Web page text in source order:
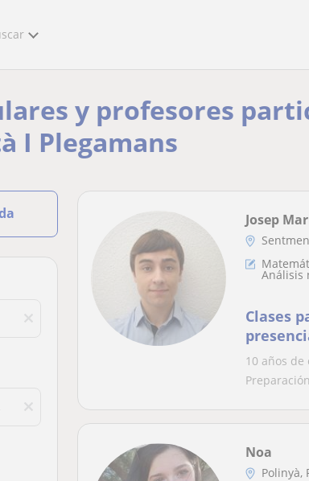
y profesores
I Plegamans
Josep
Análisis
Clases
10 años
Noa
Polinyà,